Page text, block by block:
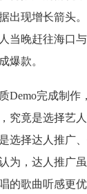
出现增长箭头
当晚赶往海口
爆款。
Demo完成制作
究竟是选择艺
选择达人推广
为，达人推广
的歌曲听感更